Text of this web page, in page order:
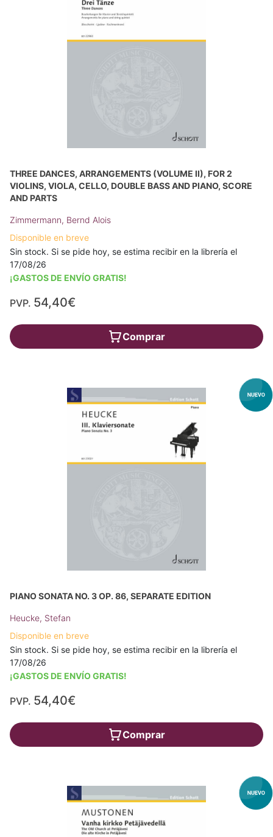
THREE DANCES, ARRANGEMENTS (VOLUME II), FOR 2
VIOLINS, VIOLA, CELLO, DOUBLE BASS AND PIANO, SCORE
AND PARTS
Zimmermann, Bernd Alois
Disponible en breve
Sin stock. Si se pide hoy, se estima recibir en la librería el
17/08/26
¡GASTOS DE ENVÍO GRATIS!
PVP. 54,40€
Comprar
PIANO SONATA NO. 3 OP. 86, SEPARATE EDITION
Heucke, Stefan
Disponible en breve
Sin stock. Si se pide hoy, se estima recibir en la librería el
17/08/26
¡GASTOS DE ENVÍO GRATIS!
PVP. 54,40€
Comprar